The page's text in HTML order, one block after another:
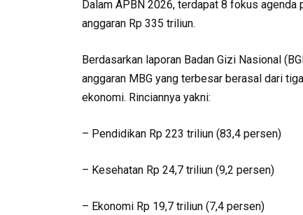
Dalam APBN 2026, terdapat 8 fokus
anggaran Rp 335 triliun.
Berdasarkan laporan Badan Gizi Nasional
anggaran MBG yang terbesar berasal dari
ekonomi. Rinciannya yakni:
– Pendidikan Rp 223 triliun (83,4 persen)
– Kesehatan Rp 24,7 triliun (9,2 persen)
– Ekonomi Rp 19,7 triliun (7,4 persen)